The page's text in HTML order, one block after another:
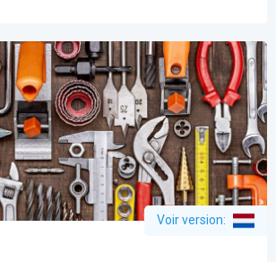
Voir version: